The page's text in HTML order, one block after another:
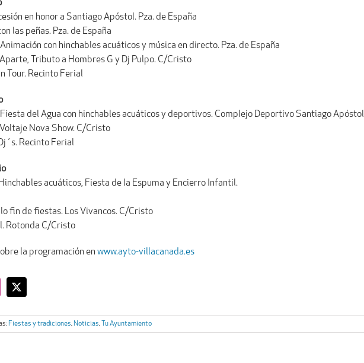
en honor a Santiago Apóstol. Pza. de España
las peñas. Pza. de España
Animación con hinchables acuáticos y música en directo. Pza. de España
Tributo a Hombres G y Dj Pulpo. C/Cristo
Tour. Recinto Ferial
Fiesta del Agua con hinchables acuáticos y deportivos. Complejo Deportivo Santiago Apóstol
Nova Show. C/Cristo
Recinto Ferial
Hinchables acuáticos, Fiesta de la Espuma y Encierro Infantil.
fin de fiestas. Los Vivancos. C/Cristo
Rotonda C/Cristo
la programación en www.ayto-villacanada.es
Fiestas y tradiciones, Noticias, Tu Ayuntamiento